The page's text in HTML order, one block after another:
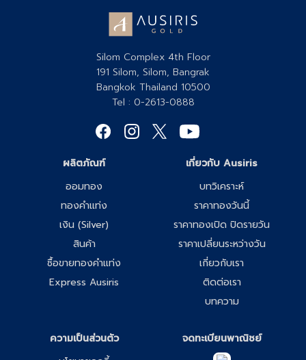
Silom Complex 4th Floor
191 Silom, Silom, Bangrak
Bangkok Thailand 10500
Tel : 0-2613-0888
ผลิตภัณฑ์
ออมทอง
ทองคำแท่ง
เงิน (Silver)
สินค้า
ซื้อขายทองคำแท่ง
Express Ausiris
เกี่ยวกับ Ausiris
บทวิเคราะห์
ราคาทองวันนี้
ราคาทองเปิด ปิดรายวัน
ราคาเปลี่ยนระหว่างวัน
เกี่ยวกับเรา
ติดต่อเรา
บทความ
ความเป็นส่วนตัว
จดทะเบียนพาณิชย์